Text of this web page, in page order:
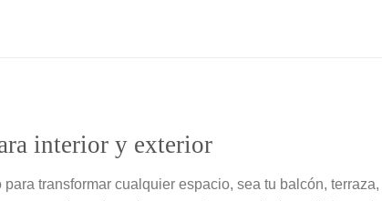
interior y exterior
transformar cualquier espacio, sea tu balcón, terraza,